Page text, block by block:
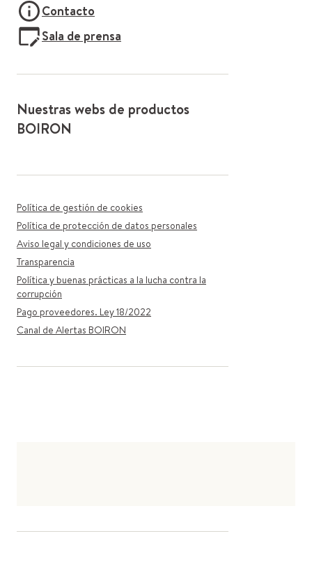
Contacto
Sala de prensa
Nuestras webs de productos
BOIRON
Política de gestión de cookies
Política de protección de datos personales
Aviso legal y condiciones de uso
Transparencia
Política y buenas prácticas a la lucha contra la
corrupción
Pago proveedores. Ley 18/2022
Canal de Alertas BOIRON